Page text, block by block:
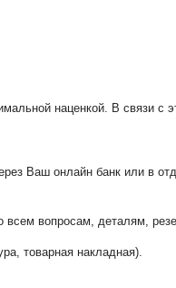
наценкой. В связи
Ваш онлайн банк или в
вопросам, деталям,
товарная накладная).